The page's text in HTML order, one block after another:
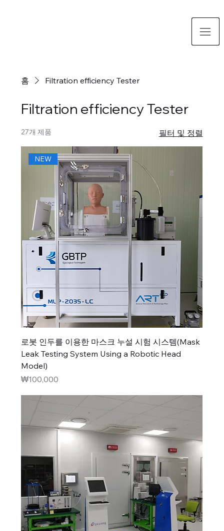
홈 Filtration efficiency Tester
Filtration efficiency Tester
27개 제품 필터 및 정렬
NEW
로봇 인두를 이용한 마스크 누설 시험 시스템(Mask
Leak Testing System Using a Robotic Head
Model)
가격
₩100,000